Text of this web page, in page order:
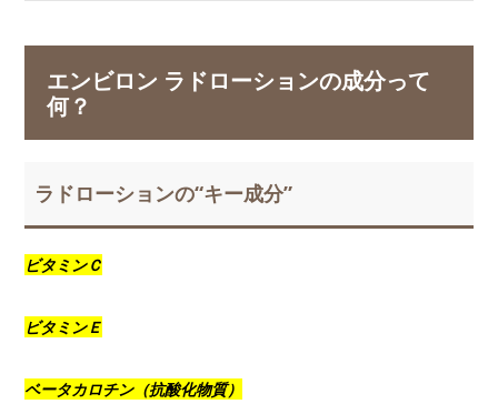
エンビロン ラドローションの成分って
何？
ラドローションの“キー成分”
ビタミンＣ
ビタミンＥ
ベータカロチン（抗酸化物質）